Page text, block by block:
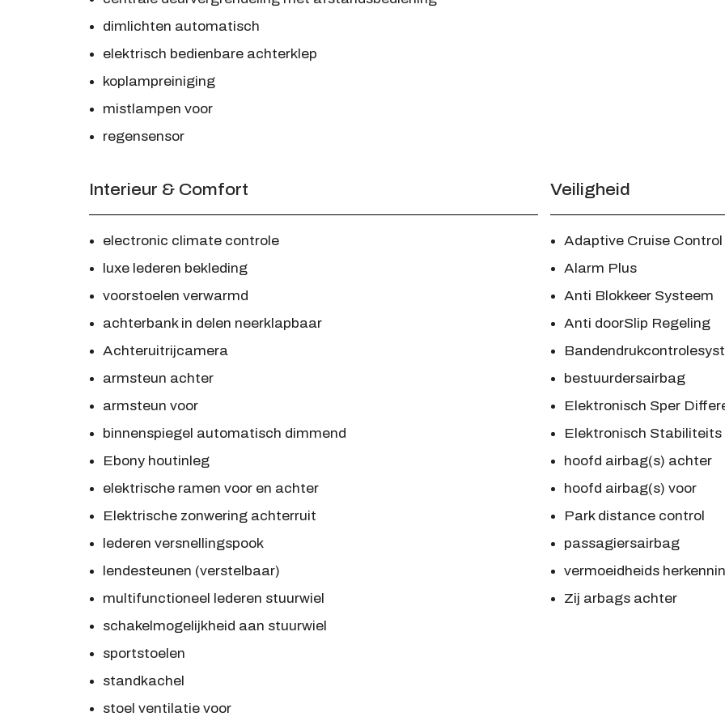
dimlichten automatisch
elektrisch bedienbare achterklep
koplampreiniging
mistlampen voor
regensensor
Interieur & Comfort
electronic climate controle
luxe lederen bekleding
voorstoelen verwarmd
achterbank in delen neerklapbaar
Achteruitrijcamera
armsteun achter
armsteun voor
binnenspiegel automatisch dimmend
Ebony houtinleg
elektrische ramen voor en achter
Elektrische zonwering achterruit
lederen versnellingspook
lendesteunen (verstelbaar)
multifunctioneel lederen stuurwiel
schakelmogelijkheid aan stuurwiel
sportstoelen
standkachel
stoel ventilatie voor
Veiligheid
Adaptive Cruise Control
Alarm Plus
Anti Blokkeer Systeem
Anti doorSlip Regeling
bestuurdersairbag
Elektronisch Sper
Elektronisch
hoofd airbag(s) achter
hoofd airbag(s) voor
Park distance control
passagiersairbag
vermoeidheids
Zij arbags achter